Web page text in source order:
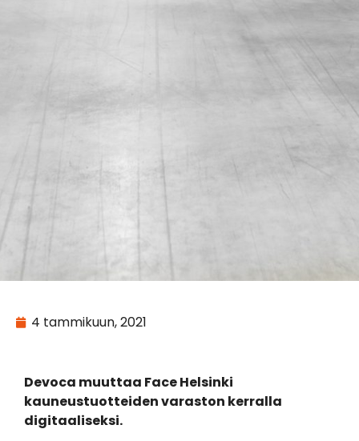
4 tammikuun, 2021
Devoca muuttaa Face Helsinki
kauneustuotteiden varaston kerralla
digitaaliseksi.